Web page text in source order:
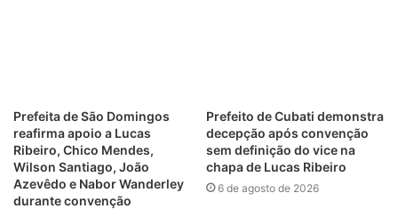
Prefeita de São Domingos
reafirma apoio a Lucas
Ribeiro, Chico Mendes,
Wilson Santiago, João
Azevêdo e Nabor Wanderley
durante convenção
Prefeito de Cubati demonstra
decepção após convenção
sem definição do vice na
chapa de Lucas Ribeiro
6 de agosto de 2026